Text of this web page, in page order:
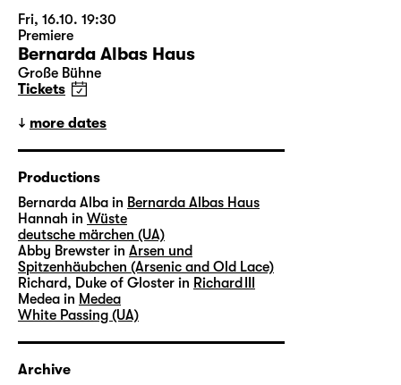
Fri, 16.10. 19:30
Premiere
Bernarda Albas Haus
Große Bühne
Tickets
more dates
Productions
Bernarda Alba in Bernarda Albas Haus
Hannah in Wüste
deutsche märchen (UA)
Abby Brewster in Arsen und
Spitzenhäubchen (Arsenic and Old Lace)
Richard, Duke of Gloster in Richard III
Medea in Medea
White Passing (UA)
Archive